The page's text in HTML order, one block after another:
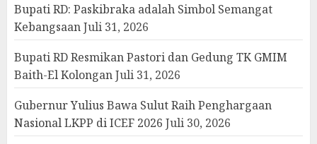
Bupati RD: Paskibraka adalah Simbol Semangat
KebangsaanJuli 31, 2026
Bupati RD Resmikan Pastori dan Gedung TK GMIM
Baith-El KolonganJuli 31, 2026
Gubernur Yulius Bawa Sulut Raih Penghargaan
Nasional LKPP di ICEF 2026 Juli 30, 2026